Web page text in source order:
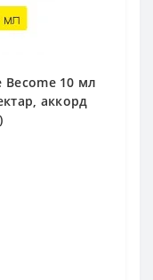
10 мл
аккорд